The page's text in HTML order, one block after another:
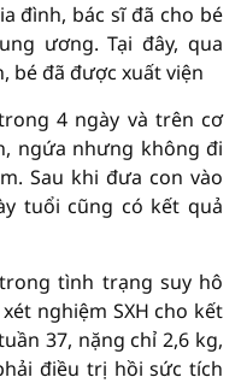
đình, bác sĩ đã cho bé
ương. Tại đây, qua
bé đã được xuất viện
4 ngày và trên cơ
ngứa nhưng không đi
Sau khi đưa con vào
tuổi cũng có kết quả
tình trạng suy hô
nghiệm SXH cho kết
37, nặng chỉ 2,6 kg,
điều trị hồi sức tích